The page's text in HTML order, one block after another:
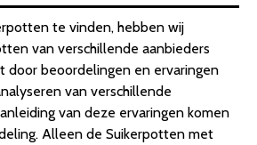
te vinden, hebben wij
van verschillende aanbieders
door beoordelingen en ervaringen
van verschillende
van deze ervaringen komen
Alleen de Suikerpotten met